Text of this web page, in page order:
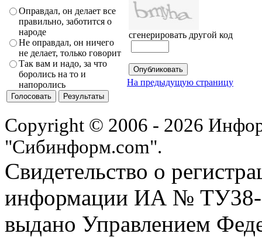
Оправдал, он делает все
правильно, заботится о
народе
Не оправдал, он ничего
не делает, только говорит
Так вам и надо, за что
боролись на то и
напоролись
сгенерировать другой код
На предыдущую страницу
Copyright © 2006 - 2026
"Сибинформ.com".
Свидетельство о
информации ИА № ТУ38-
выдано Управлением